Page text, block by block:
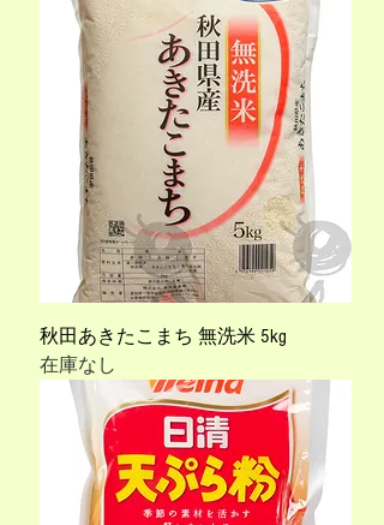
秋田あきたこまち 無洗米 5kg
在庫なし